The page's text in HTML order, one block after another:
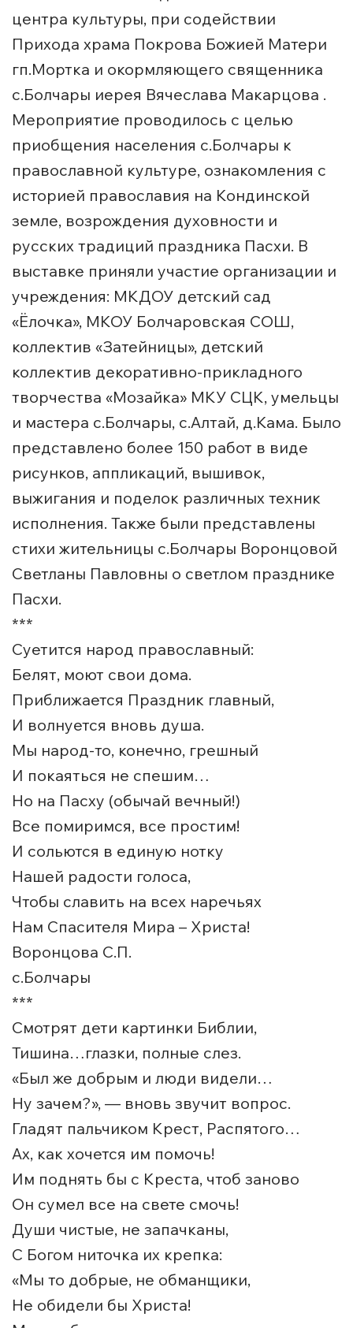
центра культуры, при содействии
Прихода храма Покрова Божией Матери
гп.Мортка и окормляющего священника
с.Болчары иерея Вячеслава Макарцова .
Мероприятие проводилось с целью
приобщения населения с.Болчары к
православной культуре, ознакомления с
историей православия на Кондинской
земле, возрождения духовности и
русских традиций праздника Пасхи. В
выставке приняли участие организации и
учреждения: МКДОУ детский сад
«Ёлочка», МКОУ Болчаровская СОШ,
коллектив «Затейницы», детский
коллектив декоративно-прикладного
творчества «Мозайка» МКУ СЦК, умельцы
и мастера с.Болчары, с.Алтай, д.Кама. Было
представлено более 150 работ в виде
рисунков, аппликаций, вышивок,
выжигания и поделок различных техник
исполнения. Также были представлены
стихи жительницы с.Болчары Воронцовой
Светланы Павловны о светлом празднике
Пасхи.
***
Суетится народ православный:
Белят, моют свои дома.
Приближается Праздник главный,
И волнуется вновь душа.
Мы народ-то, конечно, грешный
И покаяться не спешим…
Но на Пасху (обычай вечный!)
Все помиримся, все простим!
И сольются в единую нотку
Нашей радости голоса,
Чтобы славить на всех наречьях
Нам Спасителя Мира – Христа!
Воронцова С.П.
с.Болчары
***
Смотрят дети картинки Библии,
Тишина…глазки, полные слез.
«Был же добрым и люди видели…
Ну зачем?», — вновь звучит вопрос.
Гладят пальчиком Крест, Распятого…
Ах, как хочется им помочь!
Им поднять бы с Креста, чтоб заново
Он сумел все на свете смочь!
Души чистые, не запачканы,
С Богом ниточка их крепка:
«Мы то добрые, не обманщики,
Не обидели бы Христа!